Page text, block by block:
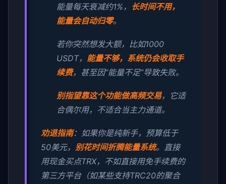
能量每天衰减约1%， 长时间不用，
能量会自动归零。
若你突然想发大额，比如1000
USDT， 能量不够，系统仍会收取手
续费，甚至因“能量不足”导致失败。
别指望靠这个功能做高频交易，它适
合偶尔用，不适合当主力通道。
劝退指南：如果你是纯新手，预算低于
50美元， 别花时间折腾能量系统。直接
用现金买点TRX，不如直接用免手续费的
第三方平台（如某些支持TRC20的聚合